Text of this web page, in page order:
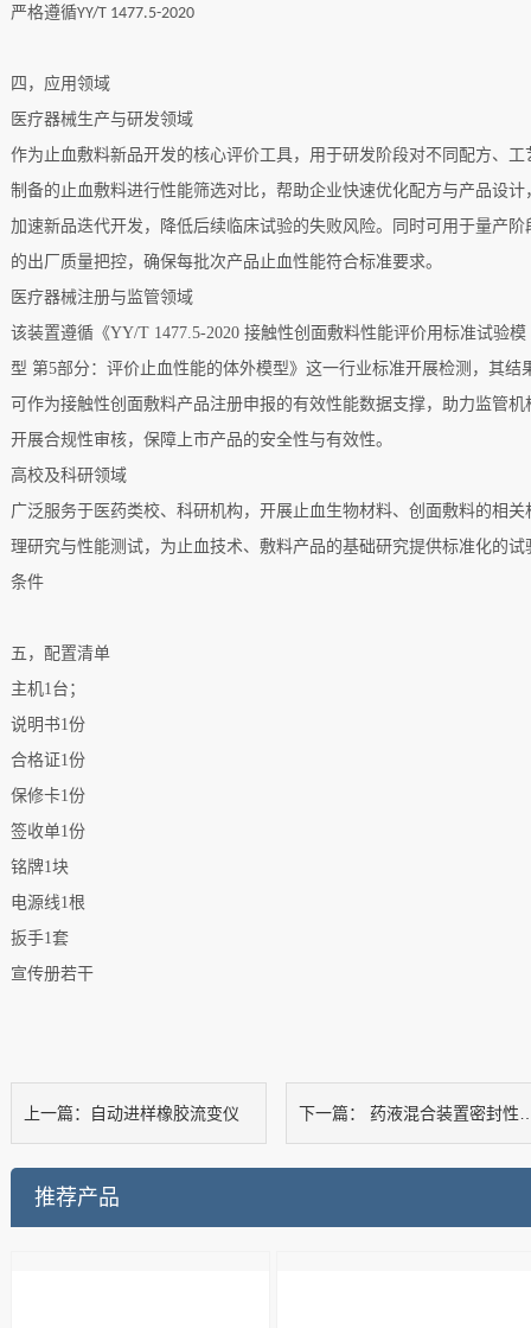
严格遵循YY/T 1477.5-2020
四， 应用领域
医疗器械生产与研发领域
作为止血敷料新品开发的核心评价工具，用于研发阶段对不同配方、工
制备的止血敷料进行性能筛选对比，帮助企业快速优化配方与产品设计
加速新品迭代开发，降低后续临床试验的失败风险。同时可用于量产阶
的出厂质量把控，确保每批次产品止血性能符合标准要求。
医疗器械注册与监管领域
该装置遵循《YY/T 1477.5-2020 接触性创面敷料性能评价用标准试验模
型 第5部分：评价止血性能的体外模型》这一行业标准开展检测，其结
可作为接触性创面敷料产品注册申报的有效性能数据支撑，助力监管机
开展合规性审核，保障上市产品的安全性与有效性。
高校及科研领域
广泛服务于医药类校、科研机构，开展止血生物材料、创面敷料的相关
理研究与性能测试，为止血技术、敷料产品的基础研究提供标准化的试
条件
五，配置清单
主机1台；
说明书1份
合格证1份
保修卡1份
签收单1份
铭牌1块
电源线1根
扳手1套
宣传册若干
上一篇： 自动进样橡胶流变仪 下一篇： 药液混合装置密封性测试仪
推荐产品